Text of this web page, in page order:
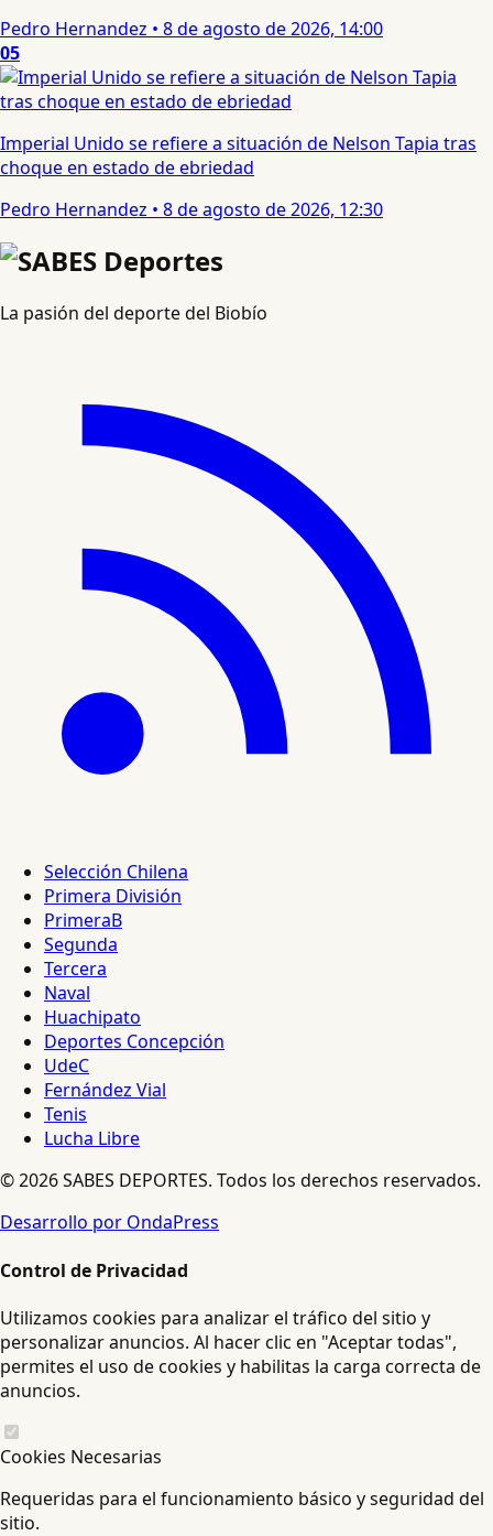
Pedro Hernandez • 8 de agosto de 2026, 14:00
05
Imperial Unido se refiere a situación de Nelson Tapia tras
choque en estado de ebriedad
Pedro Hernandez • 8 de agosto de 2026, 12:30
La pasión del deporte del Biobío
Selección Chilena
Primera División
PrimeraB
Segunda
Tercera
Naval
Huachipato
Deportes Concepción
UdeC
Fernández Vial
Tenis
Lucha Libre
© 2026 SABES DEPORTES. Todos los derechos reservados.
Desarrollo por OndaPress
Control de Privacidad
Utilizamos cookies para analizar el tráfico del sitio y
personalizar anuncios. Al hacer clic en "Aceptar todas",
permites el uso de cookies y habilitas la carga correcta de
anuncios.
Cookies Necesarias
Requeridas para el funcionamiento básico y seguridad del
sitio.